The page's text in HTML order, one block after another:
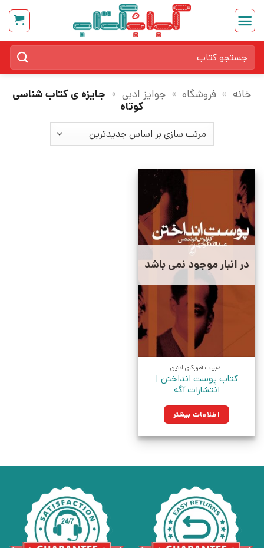
Skip
content
برای:
خانه » فروشگاه » جوایز ادبی » جایزه ی کتاب شناسی
کوتاه
در انبار موجود نمی باشد
ادبیات آمریکای لاتین
کتاب پوست انداختن |
انتشارات آگه
اطلاعات بیشتر